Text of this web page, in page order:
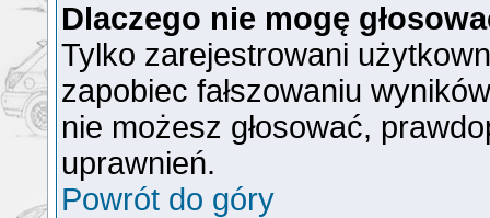
Dlaczego nie mogę
Tylko zarejestrowani
zapobiec fałszowaniu
nie możesz głosować,
uprawnień.
Powrót do góry